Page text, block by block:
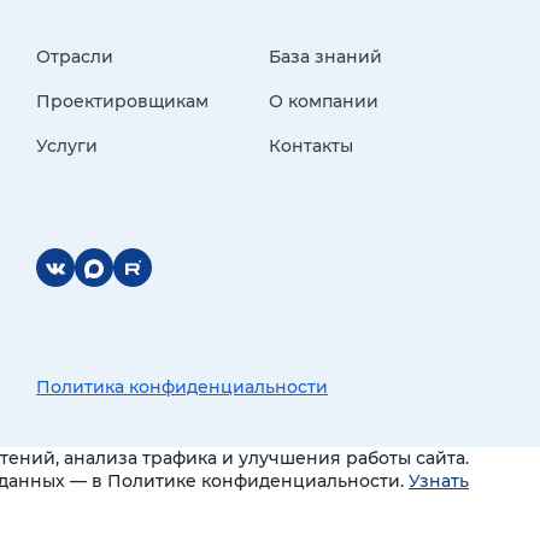
Отрасли
Проектировщикам
Услуги
База знаний
О компании
Контакты
Политика конфиденциальности
анализа трафика и улучшения работы сайта.
— в Политике конфиденциальности. Узнать